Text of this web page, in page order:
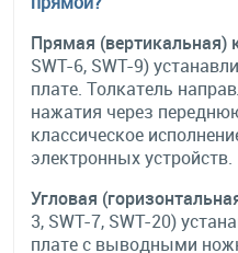
Прямая (вертикальная)
SWT-6, SWT-9)
плате. Толкатель
нажатия через
классическое
электронных устройств.
Угловая
3, SWT-7, SWT-20)
плате с выводными